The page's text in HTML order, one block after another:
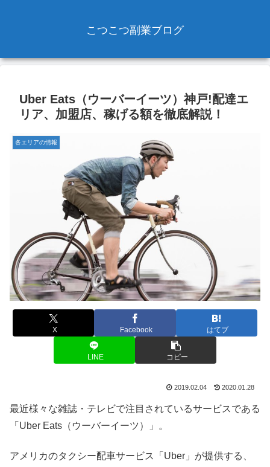
こつこつ副業ブログ
Uber Eats（ウーバーイーツ）神戸!配達エ
リア、加盟店、稼げる額を徹底解説！
各エリアの情報
X Facebook はてブ
LINE コピー
2019.02.04 2020.01.28
最近様々な雑誌・テレビで注目されているサービスである
「Uber Eats（ウーバーイーツ）」。
アメリカのタクシー配車サービス「Uber」が提供する、